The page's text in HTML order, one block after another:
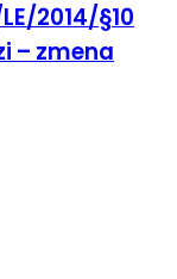
2014/§10
– zmena